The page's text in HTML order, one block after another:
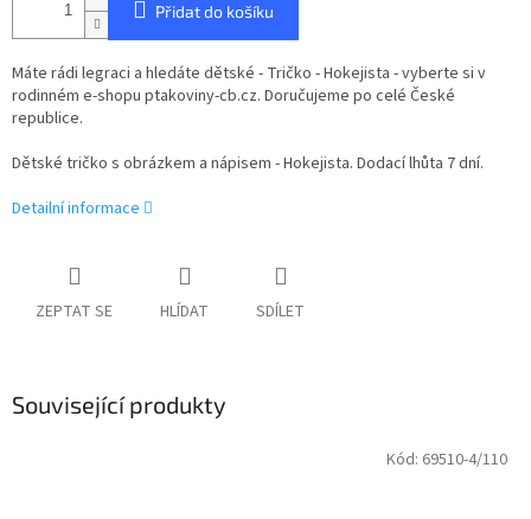
Přidat do košíku
Máte rádi legraci a hledáte dětské - Tričko - Hokejista - vyberte si v
rodinném e-shopu ptakoviny-cb.cz. Doručujeme po celé České
republice.
Dětské tričko s obrázkem a nápisem - Hokejista. Dodací lhůta 7 dní.
Detailní informace
ZEPTAT SE HLÍDAT SDÍLET
Související produkty
Kód: 69510-4/110